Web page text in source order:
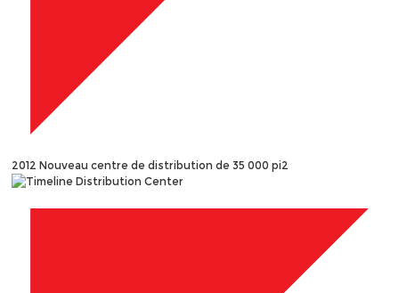
2012Nouveau centre de distribution de 35 000 pi2